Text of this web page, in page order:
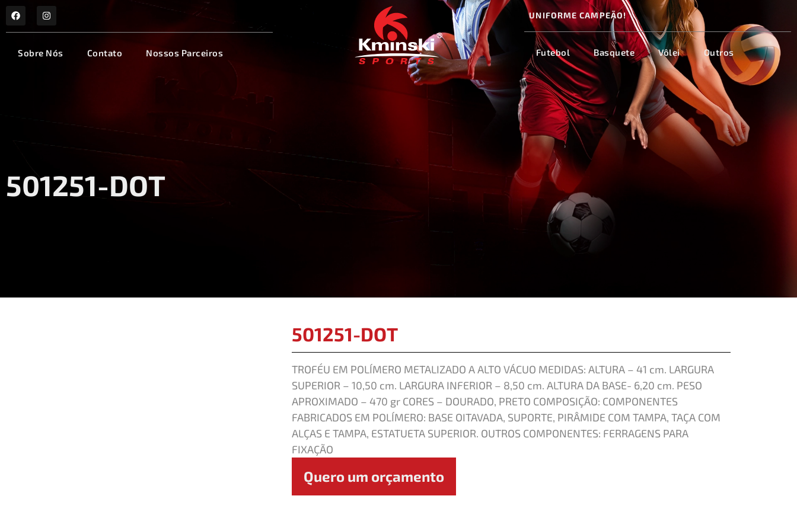
Sobre Nós Contato Nossos Parceiros
UNIFORME CAMPEÃO!
Futebol Basquete Vôlei Outros
501251-DOT
501251-DOT
TROFÉU EM POLÍMERO METALIZADO A ALTO VÁCUO MEDIDAS: ALTURA – 41 cm. LARGURA
SUPERIOR – 10,50 cm. LARGURA INFERIOR – 8,50 cm. ALTURA DA BASE- 6,20 cm. PESO
APROXIMADO – 470 gr CORES – DOURADO, PRETO COMPOSIÇÃO: COMPONENTES
FABRICADOS EM POLÍMERO: BASE OITAVADA, SUPORTE, PIRÂMIDE COM TAMPA, TAÇA COM
ALÇAS E TAMPA, ESTATUETA SUPERIOR. OUTROS COMPONENTES: FERRAGENS PARA
FIXAÇÃO
Quero um orçamento